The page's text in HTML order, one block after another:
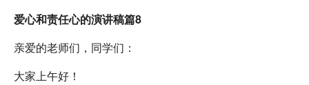
爱心和责任心的演讲稿篇8
亲爱的老师们，同学们：
大家上午好！